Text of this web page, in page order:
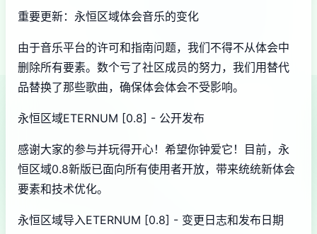
重要更新：永恒区域体会音乐的变化
由于音乐平台的许可和指南问题，我们不得不从体会中
删除所有要素。数个亏了社区成员的努力，我们用替代
品替换了那些歌曲，确保体会体会不受影响。
永恒区域ETERNUM [0.8] - 公开发布
感谢大家的参与并玩得开心！希望你钟爱它！目前，永
恒区域0.8新版已面向所有使用者开放，带来统统新体会
要素和技术优化。
永恒区域导入ETERNUM [0.8] - 变更日志和发布日期